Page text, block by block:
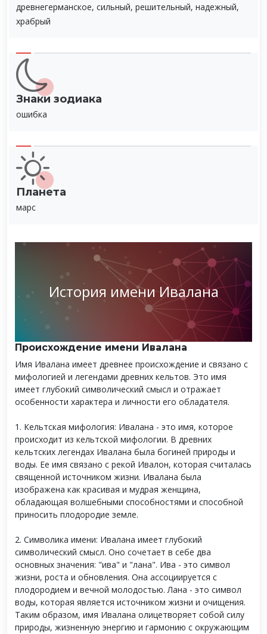
древнегерманское, сильный, решительный, надежный,
храбрый
Знаки зодиака
ошибка
Планета
марс
История имени Ивалана
Происхождение имени Ивалана
Имя Ивалана имеет древнее происхождение и связано с
мифологией и легендами древних кельтов. Это имя
имеет глубокий символический смысл и отражает
особенности характера и личности его обладателя.
1. Кельтская мифология: Ивалана - это имя, которое
происходит из кельтской мифологии. В древних
кельтских легендах Ивалана была богиней природы и
воды. Ее имя связано с рекой Ивалон, которая считалась
священной источником жизни. Ивалана была
изображена как красивая и мудрая женщина,
обладающая волшебными способностями и способной
приносить плодородие земле.
2. Символика имени: Ивалана имеет глубокий
символический смысл. Оно сочетает в себе два
основных значения: "ива" и "лана". Ива - это символ
жизни, роста и обновления. Она ассоциируется с
плодородием и вечной молодостью. Лана - это символ
воды, которая является источником жизни и очищения.
Таким образом, имя Ивалана олицетворяет собой силу
природы, жизненную энергию и гармонию с окружающим